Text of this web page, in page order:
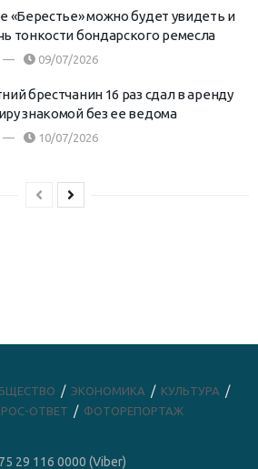
«Берестье» можно будет увидеть и
тонкости бондарского ремесла
09/07/2026
брестчанин 16 раз сдал в аренду
знакомой без ее ведома
10/07/2026
ЭКОНОМИКА
КУЛЬТУРА
ОТВЕТ ФОТОРЕПОРТАЖ
29 116 0000 (Viber)